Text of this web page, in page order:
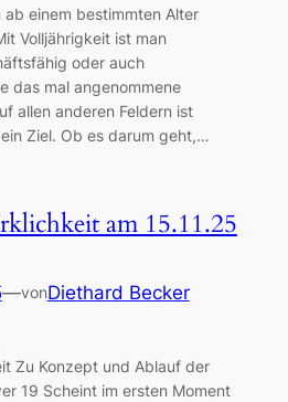
einem bestimmten Alter
Volljährigkeit ist man
oder auch
das mal angenommene
allen anderen Feldern ist
Ziel. Ob es darum geht,…
am 15.11.25
—vonDiethard Becker
Zu Konzept und Ablauf der
19 Scheint im ersten Moment